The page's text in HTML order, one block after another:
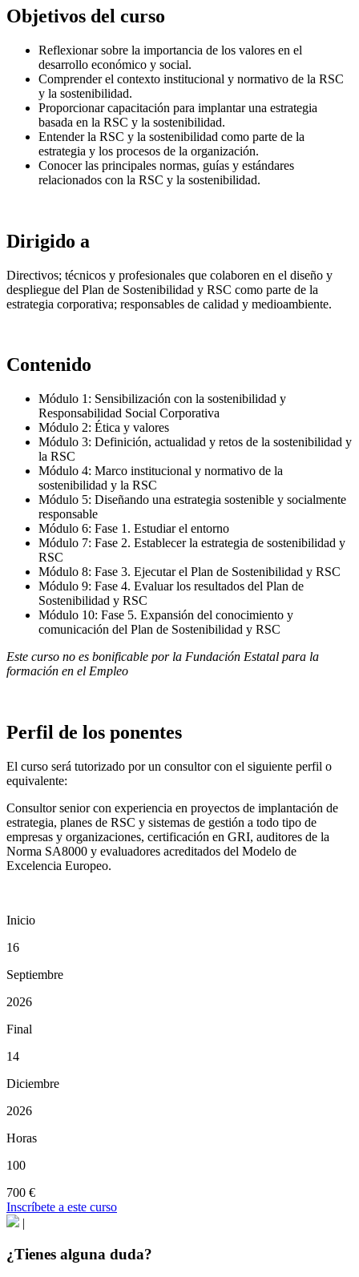
Objetivos del curso
Reflexionar sobre la importancia de los valores en el
desarrollo económico y social.
Comprender el contexto institucional y normativo de la RSC
y la sostenibilidad.
Proporcionar capacitación para implantar una estrategia
basada en la RSC y la sostenibilidad.
Entender la RSC y la sostenibilidad como parte de la
estrategia y los procesos de la organización.
Conocer las principales normas, guías y estándares
relacionados con la RSC y la sostenibilidad.
Dirigido a
Directivos; técnicos y profesionales que colaboren en el diseño y
despliegue del Plan de Sostenibilidad y RSC como parte de la
estrategia corporativa; responsables de calidad y medioambiente.
Contenido
Módulo 1: Sensibilización con la sostenibilidad y
Responsabilidad Social Corporativa
Módulo 2: Ética y valores
Módulo 3: Definición, actualidad y retos de la sostenibilidad y
la RSC
Módulo 4: Marco institucional y normativo de la
sostenibilidad y la RSC
Módulo 5: Diseñando una estrategia sostenible y socialmente
responsable
Módulo 6: Fase 1. Estudiar el entorno
Módulo 7: Fase 2. Establecer la estrategia de sostenibilidad y
RSC
Módulo 8: Fase 3. Ejecutar el Plan de Sostenibilidad y RSC
Módulo 9: Fase 4. Evaluar los resultados del Plan de
Sostenibilidad y RSC
Módulo 10: Fase 5. Expansión del conocimiento y
comunicación del Plan de Sostenibilidad y RSC
Este curso no es bonificable por la Fundación Estatal para la
formación en el Empleo
Perfil de los ponentes
El curso será tutorizado por un consultor con el siguiente perfil o
equivalente:
Consultor senior con experiencia en proyectos de implantación de
estrategia, planes de RSC y sistemas de gestión a todo tipo de
empresas y organizaciones, certificación en GRI, auditores de la
Norma SA8000 y evaluadores acreditados del Modelo de
Excelencia Europeo.
Inicio
16
Septiembre
2026
Final
14
Diciembre
2026
Horas
100
700 €
Inscríbete a este curso
|
¿Tienes alguna duda?